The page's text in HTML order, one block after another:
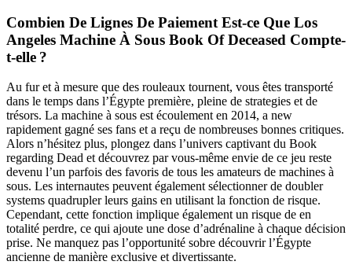
Combien De Lignes De Paiement Est-ce Que Los
Angeles Machine À Sous Book Of Deceased Compte-
t-elle ?
Au fur et à mesure que des rouleaux tournent, vous êtes transporté
dans le temps dans l’Égypte première, pleine de strategies et de
trésors. La machine à sous est écoulement en 2014, a new
rapidement gagné ses fans et a reçu de nombreuses bonnes critiques.
Alors n’hésitez plus, plongez dans l’univers captivant du Book
regarding Dead et découvrez par vous-même envie de ce jeu reste
devenu l’un parfois des favoris de tous les amateurs de machines à
sous. Les internautes peuvent également sélectionner de doubler
systems quadrupler leurs gains en utilisant la fonction de risque.
Cependant, cette fonction implique également un risque de en
totalité perdre, ce qui ajoute une dose d’adrénaline à chaque décision
prise. Ne manquez pas l’opportunité sobre découvrir l’Égypte
ancienne de manière exclusive et divertissante.